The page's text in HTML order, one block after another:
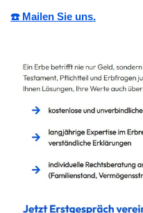
☎️ Mailen Sie uns.